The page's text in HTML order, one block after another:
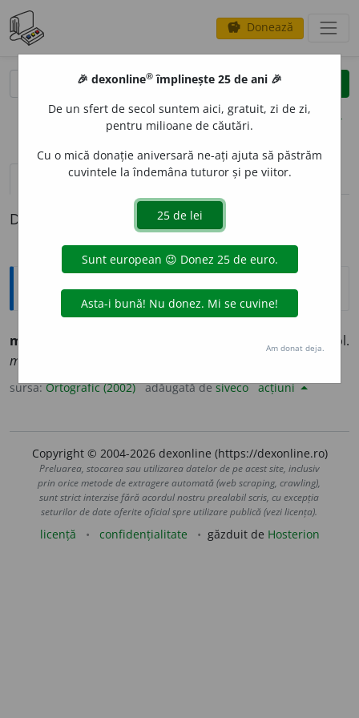
savings Donează
clear
opțiuni
definiții (1) pronunțievolume_up (50)
Definiția cu ID-ul 260532:
Ortografice DOOM
mec
pl.
mec
sursa:Ortografic (2002) adăugată desiveco acțiuni
Copyright © 2004-2026 dexonline (https://dexonline.ro)
Preluarea, stocarea sau utilizarea datelor de pe acest site, inclusiv
prin orice metode de extragere automată (web scraping, crawling),
sunt strict interzise fără acordul nostru prealabil scris, cu excepția
seturilor de date oferite oficial spre utilizare publică (vezi licența).
licență confidențialitate găzduit de Hosterion
🎉 dexonline® împlinește 25 de ani 🎉
De un sfert de secol suntem aici, gratuit, zi de zi,
pentru milioane de căutări.
Cu o mică donație aniversară ne-ați ajuta să păstrăm
cuvintele la îndemâna tuturor și pe viitor.
Am donat deja.